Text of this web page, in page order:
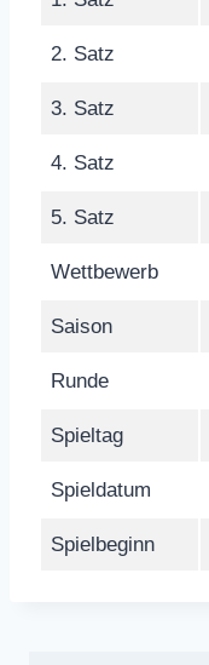
2. Satz
3. Satz
4. Satz
5. Satz
Wettbewerb
Saison
Runde
Spieltag
Spieldatum
Spielbeginn